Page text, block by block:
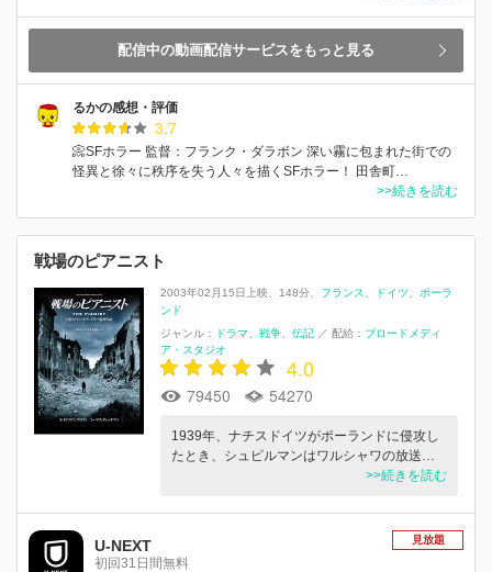
配信中の動画配信サービスをもっと見る
るかの感想・評価
3.7
📀SFホラー 監督：フランク・ダラボン 深い霧に包まれた街での
怪異と徐々に秩序を失う人々を描くSFホラー！ 田舎町…
>>続きを読む
戦場のピアニスト
2003年02月15日上映 148分 フランス ドイツ
ポーラ
ンド
ジャンル：
ドラマ 戦争 伝記 ／ 配給： ブロードメディ
ア・スタジオ
4.0
79450 54270
1939年、ナチスドイツがポーランドに侵攻し
たとき、シュピルマンはワルシャワの放送…
>>続きを読む
U-NEXT
初回31日間無料
見放題